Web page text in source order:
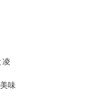
凌
味